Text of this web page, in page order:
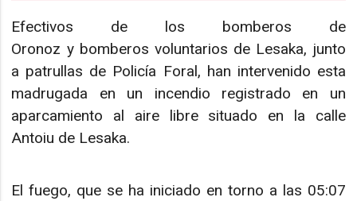
Efectivos de los bomberos de
Oronoz y bomberos voluntarios de Lesaka, junto
a patrullas de Policía Foral, han intervenido esta
madrugada en un incendio registrado en un
aparcamiento al aire libre situado en la calle
Antoiu de Lesaka.
El fuego, que se ha iniciado en torno a las 05:07